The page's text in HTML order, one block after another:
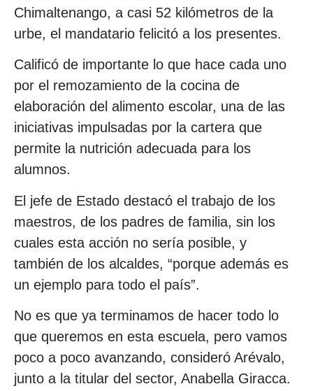
Chimaltenango, a casi 52 kilómetros de la
urbe, el mandatario felicitó a los presentes.
Calificó de importante lo que hace cada uno
por el remozamiento de la cocina de
elaboración del alimento escolar, una de las
iniciativas impulsadas por la cartera que
permite la nutrición adecuada para los
alumnos.
El jefe de Estado destacó el trabajo de los
maestros, de los padres de familia, sin los
cuales esta acción no sería posible, y
también de los alcaldes, “porque además es
un ejemplo para todo el país”.
No es que ya terminamos de hacer todo lo
que queremos en esta escuela, pero vamos
poco a poco avanzando, consideró Arévalo,
junto a la titular del sector, Anabella Giracca.